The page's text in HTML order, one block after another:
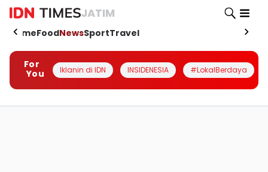
JATIM
HomeFoodNewsSportTravel
For
You
Iklanin di IDN INSIDENESIA #LokalBerdaya